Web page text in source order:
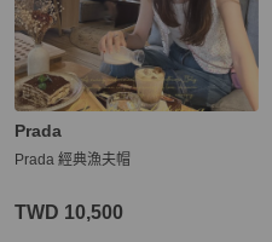
Prada
Prada 經典漁夫帽
TWD 10,500